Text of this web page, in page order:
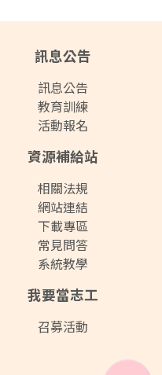
訊息公告
訊息公告
教育訓練
活動報名
資源補給站
相關法規
網站連結
下載專區
常見問答
系統教學
我要當志工
召募活動